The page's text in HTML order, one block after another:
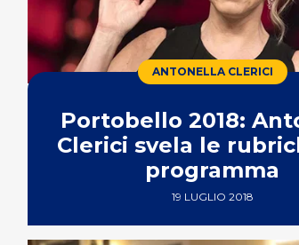
ANTONELLA CLERICI
Portobello 2018:
Clerici svela le
programma
19 LUGLIO 2018